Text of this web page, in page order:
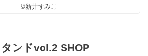
©新井すみこ
ンドvol.2 SHOP